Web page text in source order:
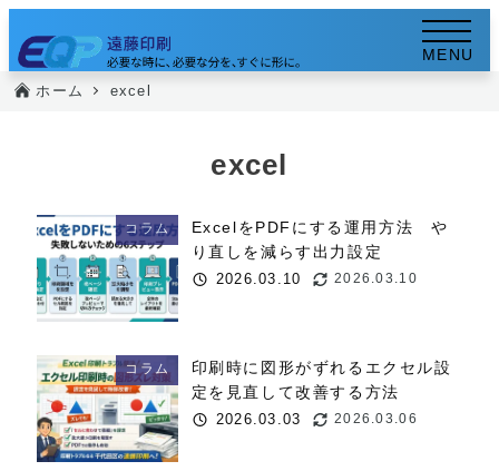
イ
ン
MENU
ホーム excel
excel
コラム
ExcelをPDFにする運用方法 や
り直しを減らす出力設定
投稿日
2026.03.10
更新日
2026.03.10
コラム
印刷時に図形がずれるエクセル設
定を見直して改善する方法
投稿日
2026.03.03
更新日
2026.03.06